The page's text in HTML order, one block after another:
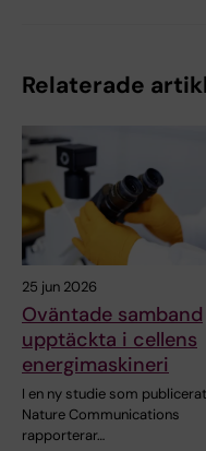
Relaterade
25 jun 2026
Oväntade samband
upptäckta i cellens
energimaskineri
I en ny studie som
Nature Communications
rapporterar…